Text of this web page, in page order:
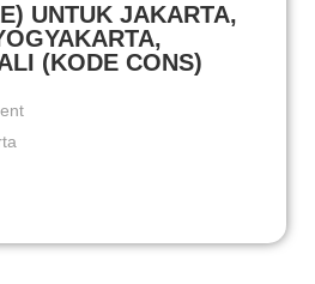
UNTUK JAKARTA,
(KODE CONS)